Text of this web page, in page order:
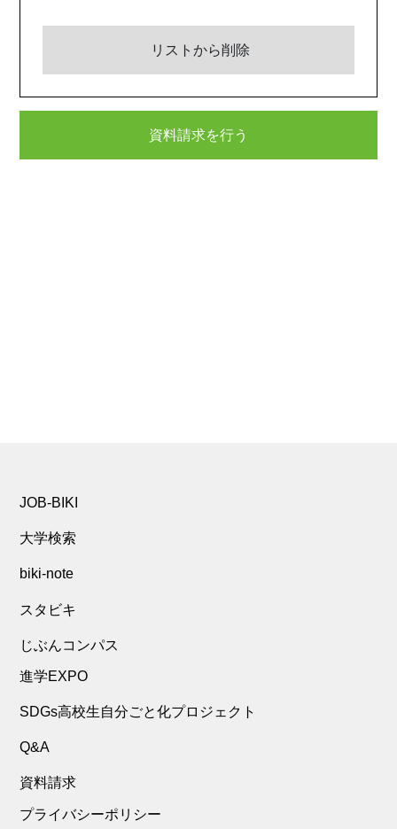
リストから削除
資料請求を行う
JOB-BIKI
大学検索
biki-note
スタビキ
じぶんコンパス
進学EXPO
SDGs高校生自分ごと化プロジェクト
Q&A
資料請求
プライバシーポリシー